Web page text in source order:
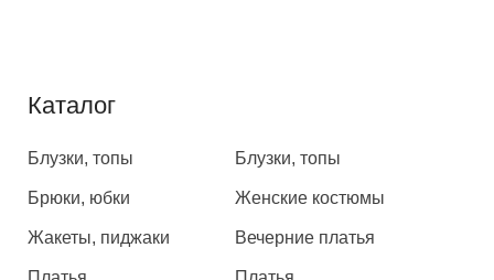
Каталог
Блузки, топы
Брюки, юбки
Жакеты, пиджаки
Блузки, топы
Женские костюмы
Вечерние платья